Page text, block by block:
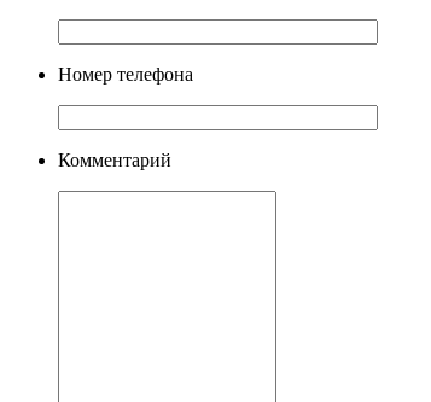
Номер телефона
Комментарий